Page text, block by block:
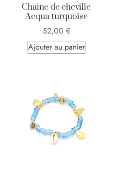
Chaine de cheville
Acqua turquoise
52,00 €
Ajouter au panier